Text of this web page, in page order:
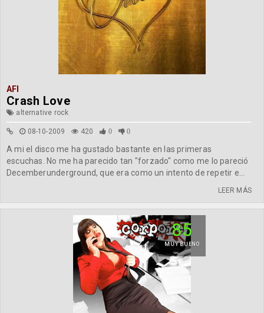
AFI
Crash Love
alternative rock
08-10-2009 420 0 0
A mi el disco me ha gustado bastante en las primeras
escuchas. No me ha parecido tan "forzado" como me lo pareció
Decemberunderground, que era como un intento de repetir e...
LEER MÁS
85
MUY BUENO